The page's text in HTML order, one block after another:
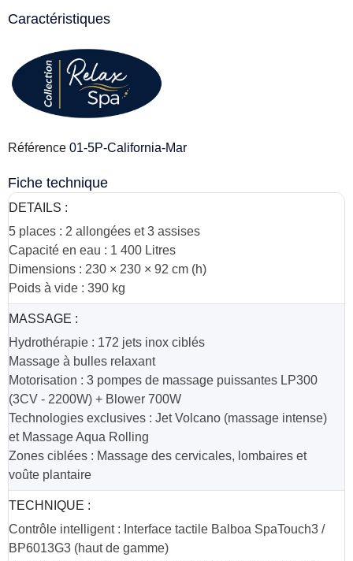
Caractéristiques
Référence 01-5P-California-Mar
Fiche technique
DETAILS :
5 places : 2 allongées et 3 assises
Capacité en eau : 1 400 Litres
Dimensions : 230 × 230 × 92 cm (h)
Poids à vide : 390 kg
MASSAGE :
Hydrothérapie : 172 jets inox ciblés
Massage à bulles relaxant
Motorisation : 3 pompes de massage puissantes LP300
(3CV - 2200W) + Blower 700W
Technologies exclusives : Jet Volcano (massage intense)
et Massage Aqua Rolling
Zones ciblées : Massage des cervicales, lombaires et
voûte plantaire
TECHNIQUE :
Contrôle intelligent : Interface tactile Balboa SpaTouch3 /
BP6013G3 (haut de gamme)